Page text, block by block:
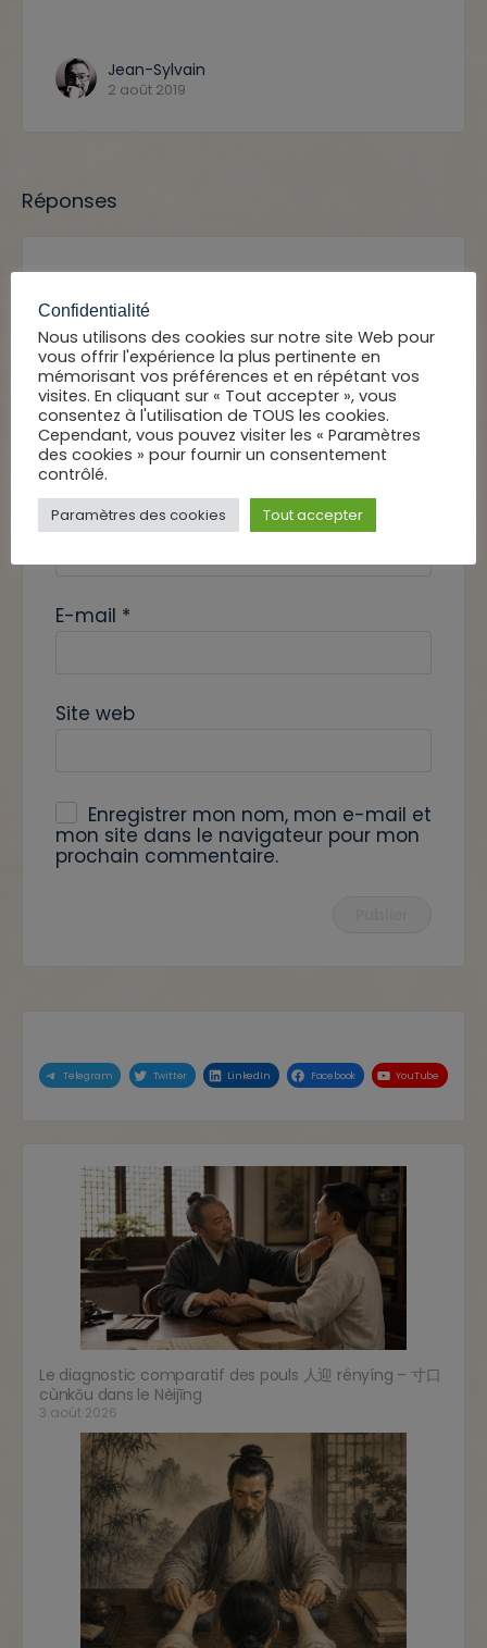
Jean-Sylvain
2 août 2019
Réponses
Votre adresse e-mail ne sera pas publiée.
Les champs obligatoires sont indiqués avec
*
Nom*
E-mail *
Site web
Enregistrer mon nom, mon e-mail et
mon site dans le navigateur pour mon
prochain commentaire.
Telegram Twitter LinkedIn Facebook YouTube
Le diagnostic comparatif des pouls 人迎 rényíng – 寸口
cùnkǒu dans le Nèijīng
3 août 2026
Confidentialité
Nous utilisons des cookies sur notre site Web pour
vous offrir l'expérience la plus pertinente en
mémorisant vos préférences et en répétant vos
visites. En cliquant sur « Tout accepter », vous
consentez à l'utilisation de TOUS les cookies.
Cependant, vous pouvez visiter les « Paramètres
des cookies » pour fournir un consentement
contrôlé.
Paramètres des cookies Tout accepter